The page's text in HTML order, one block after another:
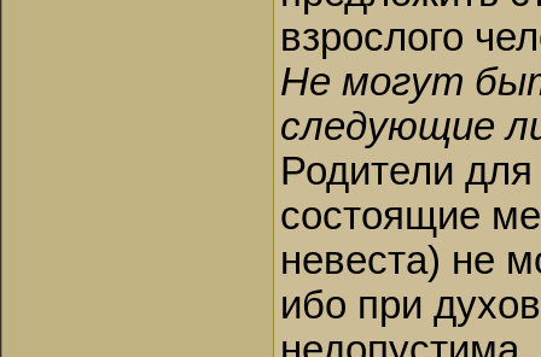
взрослого
Не могут
следующие
Родители
состоящие
невеста) не
ибо при